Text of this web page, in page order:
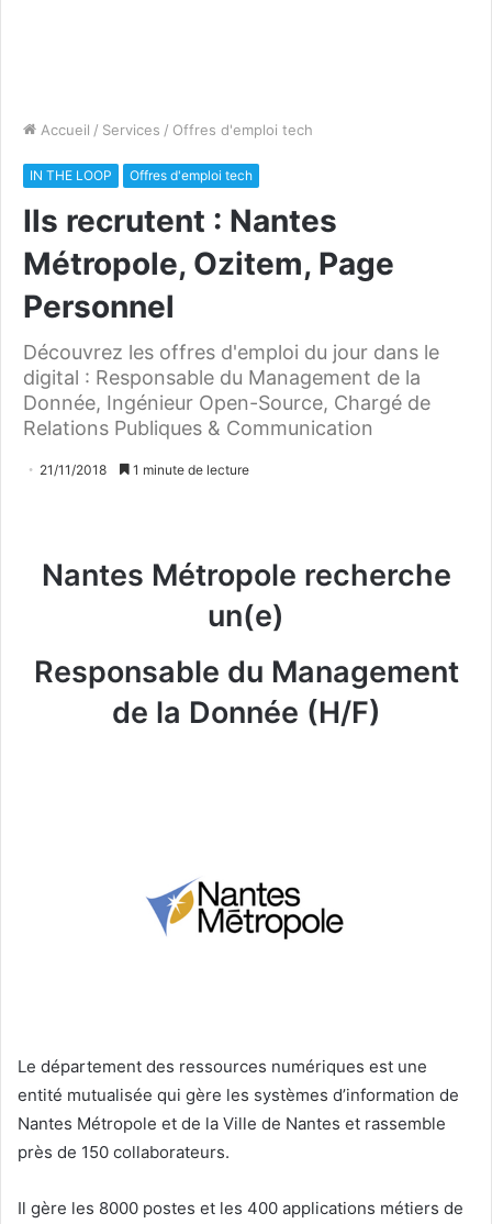
Accueil / Services / Offres d'emploi tech
IN THE LOOP Offres d'emploi tech
Ils recrutent : Nantes
Métropole, Ozitem, Page
Personnel
Découvrez les offres d'emploi du jour dans le
digital : Responsable du Management de la
Donnée, Ingénieur Open-Source, Chargé de
Relations Publiques & Communication
21/11/2018 1 minute de lecture
Nantes Métropole recherche
un(e)
Responsable du Management
de la Donnée (H/F)
Le département des ressources numériques est une
entité mutualisée qui gère les systèmes d’information de
Nantes Métropole et de la Ville de Nantes et rassemble
près de 150 collaborateurs.
Il gère les 8000 postes et les 400 applications métiers de